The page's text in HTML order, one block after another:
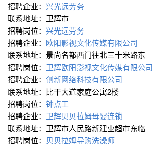
招聘企业： 兴光远劳务
联系地址：卫辉市
招聘岗位： 兴光远劳务
招聘企业： 欧阳影视文化传媒有限公司
联系地址：景尚名都西门往北三十米路东
招聘岗位： 卫辉欧阳影视文化传媒有限公司
招聘企业： 创新网络科技有限公司
联系地址：比干大道家庭公寓2楼
招聘岗位： 钟点工
招聘企业： 卫辉贝贝拉姆母婴连锁
联系地址：卫辉市人民路新建业超市东临
招聘岗位： 贝贝拉姆导购洗澡师